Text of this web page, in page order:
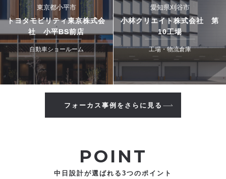
東京都小平市
トヨタモビリティ東京株式会
社 小平BS前店
自動車ショールーム
愛知県刈谷市
小林クリエイト株式会社 第
10工場
工場・物流倉庫
フォーカス事例をさらに見る
POINT
中日設計が選ばれる3つのポイント